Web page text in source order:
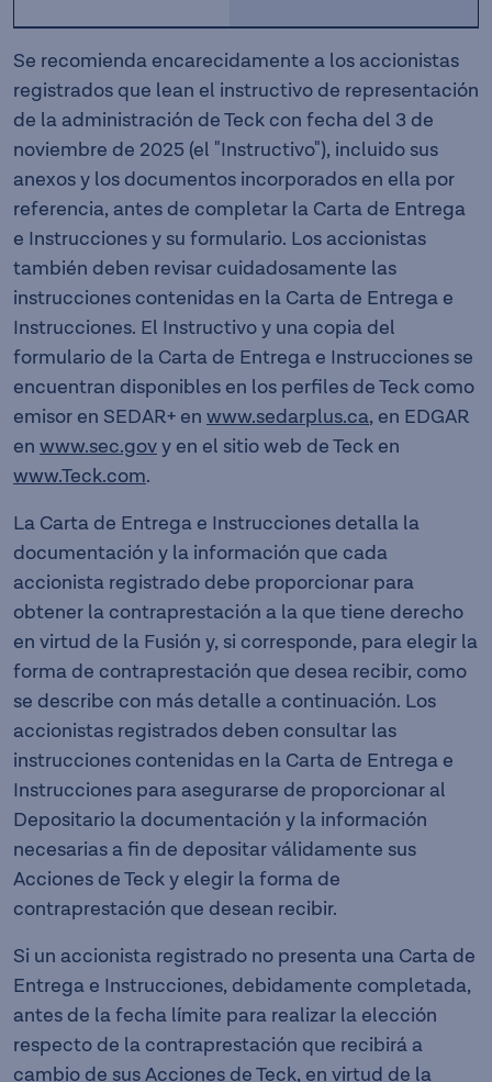
Se recomienda encarecidamente a los accionistas
registrados que lean el instructivo de representación
de la administración de Teck con fecha del 3 de
noviembre de 2025 (el "Instructivo"), incluido sus
anexos y los documentos incorporados en ella por
referencia, antes de completar la Carta de Entrega
e Instrucciones y su formulario. Los accionistas
también deben revisar cuidadosamente las
instrucciones contenidas en la Carta de Entrega e
Instrucciones. El Instructivo y una copia del
formulario de la Carta de Entrega e Instrucciones se
encuentran disponibles en los perfiles de Teck como
emisor en SEDAR+ en www.sedarplus.ca, en EDGAR
en www.sec.govy en el sitio web de Teck en
www.Teck.com.
La Carta de Entrega e Instrucciones detalla la
documentación y la información que cada
accionista registrado debe proporcionar para
obtener la contraprestación a la que tiene derecho
en virtud de la Fusión y, si corresponde, para elegir la
forma de contraprestación que desea recibir, como
se describe con más detalle a continuación. Los
accionistas registrados deben consultar las
instrucciones contenidas en la Carta de Entrega e
Instrucciones para asegurarse de proporcionar al
Depositario la documentación y la información
necesarias a fin de depositar válidamente sus
Acciones de Teck y elegir la forma de
contraprestación que desean recibir.
Si un accionista registrado no presenta una Carta de
Entrega e Instrucciones, debidamente completada,
antes de la fecha límite para realizar la elección
respecto de la contraprestación que recibirá a
cambio de sus Acciones de Teck, en virtud de la